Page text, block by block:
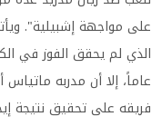
على مواجهة إشبيلية".
الذي لم يحقق الفوز في
عاماً، إلا أن مدربه
فريقه على تحقيق نتيجة